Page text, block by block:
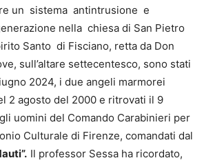
un sistema antintrusione e
nella chiesa di San Pietro
Santo di Fisciano, retta da Don
sull’altare settecentesco, sono stati
2024, i due angeli marmorei
2 agosto del 2000 e ritrovati il 9
uomini del Comando Carabinieri per
Culturale di Firenze, comandati dal
Il professor Sessa ha ricordato,